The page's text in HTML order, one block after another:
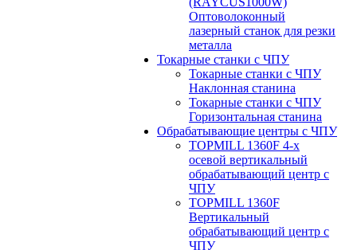
Оптоволоконный
лазерный станок для резки
металла
Токарные станки с ЧПУ
Токарные станки с ЧПУ
Наклонная станина
Токарные станки с ЧПУ
Горизонтальная станина
Обрабатывающие центры с ЧПУ
TOPMILL 1360F 4-x
осевой вертикальный
обрабатывающий центр с
ЧПУ
TOPMILL 1360F
Вертикальный
обрабатывающий центр с
ЧПУ